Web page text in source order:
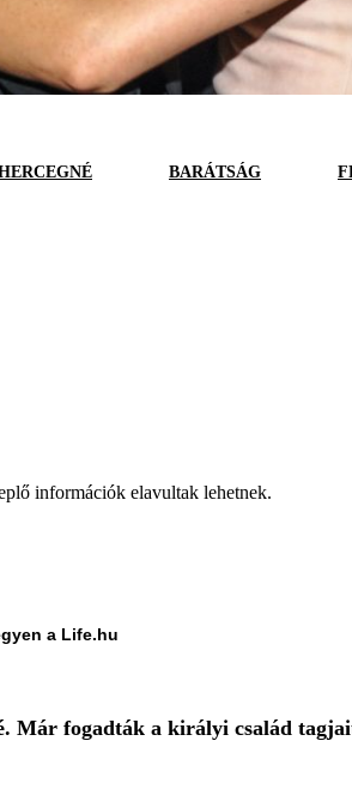
BARÁTSÁG
információk elavultak lehetnek.
a Life.hu
Már fogadták a királyi család